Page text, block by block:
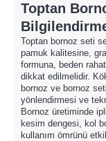
Toptan
Toptan bornoz seti
pamuk kalitesine,
formuna, beden
dikkat edilmelidir.
bornoz ve bornoz
yönlendirmesi ve
Bornoz üretiminde
kesim dengesi, kol
kullanım ömrünü